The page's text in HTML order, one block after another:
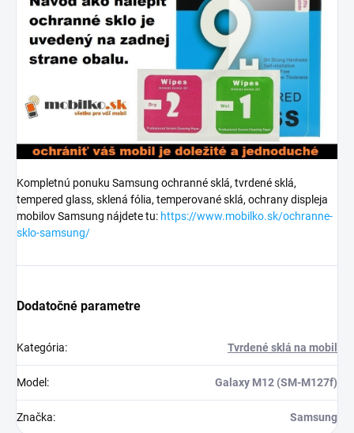
Kompletnú ponuku Samsung ochranné sklá, tvrdené sklá,
tempered glass, sklená fólia, temperované sklá, ochrany displeja
mobilov Samsung nájdete tu: https://www.mobilko.sk/ochranne-
sklo-samsung/
Dodatočné parametre
Kategória: Tvrdené sklá na mobil
Model : Galaxy M12 (SM-M127f)
Značka: Samsung